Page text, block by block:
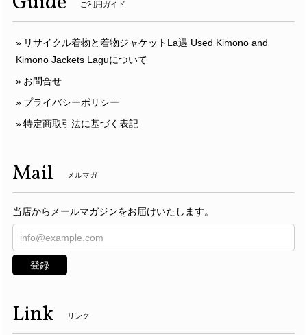
ご利用ガイド
リサイクル着物と着物ジャケットLa遇 Used Kimono and
Kimono Jackets Laguについて
お問合せ
プライバシーポリシー
特定商取引法に基づく表記
Mail メルマガ
当店からメールマガジンをお届けいたします。
登録
Link リンク